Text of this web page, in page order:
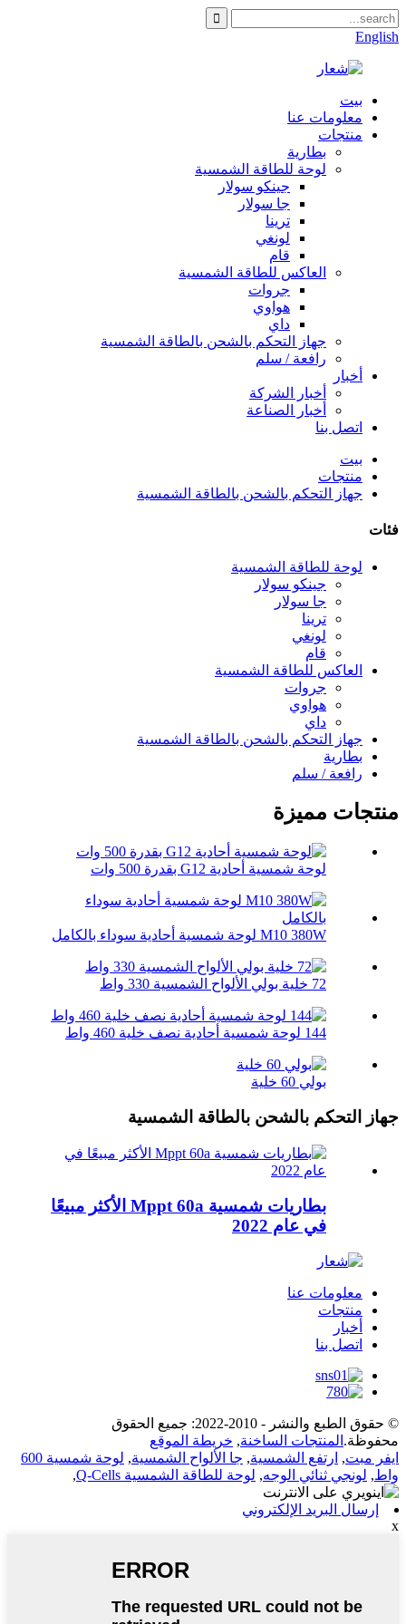
English
بيت
معلومات عنا
منتجات
بطارية
لوحة للطاقة الشمسية
جينكو سولار
جا سولار
ترينا
لونغي
قام
العاكس للطاقة الشمسية
جروات
هواوي
داي
جهاز التحكم بالشحن بالطاقة الشمسية
رافعة / سلم
أخبار
أخبار الشركة
أخبار الصناعة
اتصل بنا
بيت
منتجات
جهاز التحكم بالشحن بالطاقة الشمسية
فئات
لوحة للطاقة الشمسية
جينكو سولار
جا سولار
ترينا
لونغي
قام
العاكس للطاقة الشمسية
جروات
هواوي
داي
جهاز التحكم بالشحن بالطاقة الشمسية
بطارية
رافعة / سلم
منتجات مميزة
لوحة شمسية أحادية G12 بقدرة 500 وات
M10 380W لوحة شمسية أحادية سوداء بالكامل
72 خلية بولي الألواح الشمسية 330 واط
144 لوحة شمسية أحادية نصف خلية 460 واط
بولي 60 خلية
جهاز التحكم بالشحن بالطاقة الشمسية
بطاريات شمسية Mppt 60a الأكثر مبيعًا
في عام 2022
معلومات عنا
منتجات
أخبار
اتصل بنا
© حقوق الطبع والنشر - 2010-2022: جميع الحقوق
محفوظة. المنتجات الساخنة, خريطة الموقع
ايفر مبت, ارتفع الشمسية, جا الألواح الشمسية,
لوحة شمسية 600
واط, لونجي ثنائي الوجه, لوحة للطاقة الشمسية Q-Cells ,
إرسال البريد الإلكتروني
x